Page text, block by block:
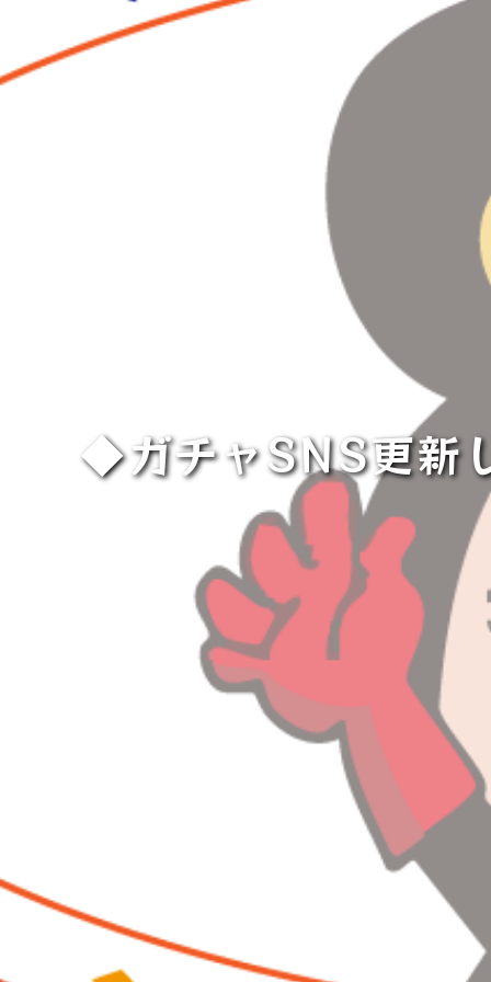
◆ガチャSNS更新